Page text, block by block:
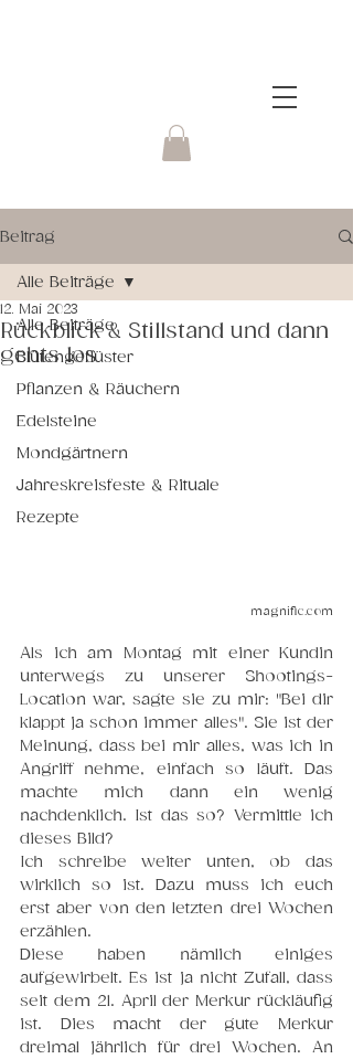
Beitrag
Alle Beiträge
Blütengeflüster
Pflanzen & Räuchern
Edelsteine
Mondgärtnern
Jahreskreisfeste & Rituale
Rezepte
Alle Beiträge
Rückblick & Stillstand und dann
gehts los
12. Mai 2023
magnific.com
Als ich am Montag mit einer Kundin
unterwegs zu unserer Shootings-
Location war, sagte sie zu mir: "Bei dir
klappt ja schon immer alles". Sie ist der
Meinung, dass bei mir alles, was ich in
Angriff nehme, einfach so läuft. Das
machte mich dann ein wenig
nachdenklich. Ist das so? Vermittle ich
dieses Bild?
Ich schreibe weiter unten, ob das
wirklich so ist. Dazu muss ich euch
erst aber von den letzten drei Wochen
erzählen.
Diese haben nämlich einiges
aufgewirbelt. Es ist ja nicht Zufall, dass
seit dem 21. April der Merkur rückläufig
ist. Dies macht der gute Merkur
dreimal jährlich für drei Wochen. An